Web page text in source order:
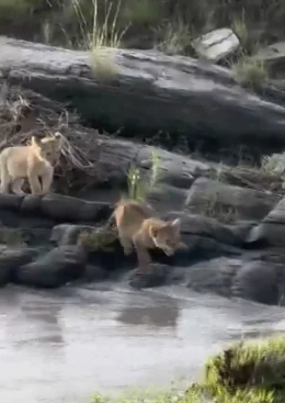
Now
01 de febrero de 2023, 16:30
Un fotógrafo
cachorros de león